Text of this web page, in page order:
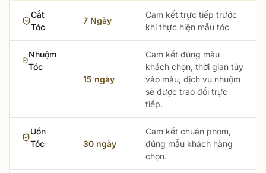
Cắt
Tóc
7 Ngày
Cam kết trực tiếp trước
khi thực hiện mẫu tóc
Nhuộm
Tóc
15 ngày
Cam kết đúng màu
khách chọn, thời gian tùy
vào màu, dịch vụ nhuộm
sẽ được trao đổi trực
tiếp.
Uốn
Tóc
30 ngày
Cam kết chuẩn phom,
đúng mẫu khách hàng
chọn.